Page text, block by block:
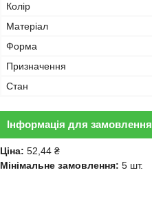
Колір
Матеріал
Форма
Призначення
Стан
Інформація для замовлення
Ціна: 52,44 ₴
Мінімальне замовлення: 5 шт.